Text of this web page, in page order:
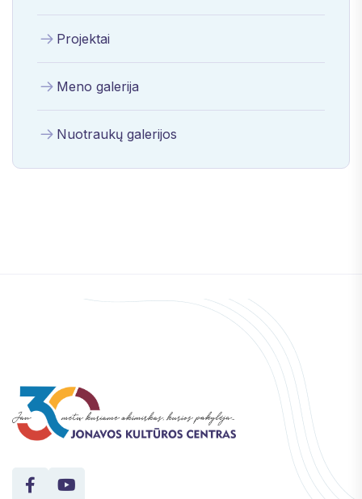
Projektai
Meno galerija
Nuotraukų galerijos